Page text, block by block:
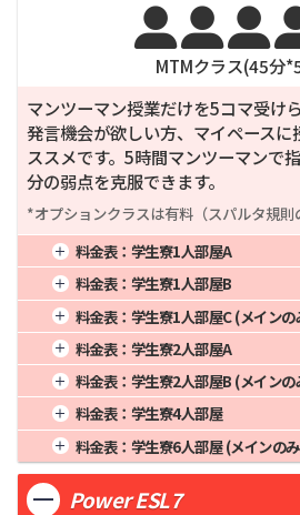

MTMクラス(45分*
マンツーマン授業だけを5コマ受け
発言機会が欲しい方、マイペースに
ススメです。5時間マンツーマンで
分の弱点を克服できます。
*オプションクラスは有料（スパルタ規則
料金表： 学生寮1人部屋A
1週間
2週間
271,050
3週間
354,450
4週間
8週間
12週間
料金表： 学生寮1人部屋B
1週間
2週間
262,600
3週間
343,400
4週間
8週間
12週間
料金表： 学生寮1人部屋C (メインの
1週間
2週間
250,900
3週間
328,100
4週間
8週間
12週間
料金表： 学生寮2人部屋A
1週間
2週間
242,450
3週間
317,050
4週間
8週間
12週間
料金表： 学生寮2人部屋B (メインの
1週間
2週間
239,850
3週間
313,650
4週間
8週間
12週間
料金表： 学生寮4人部屋
1週間
2週間
227,500
3週間
297,500
4週間
8週間
料金表： 学生寮6人部屋 (メインの
1週間
2週間
220,350
4週間
Power ESL7